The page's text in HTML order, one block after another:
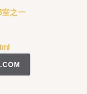
之一